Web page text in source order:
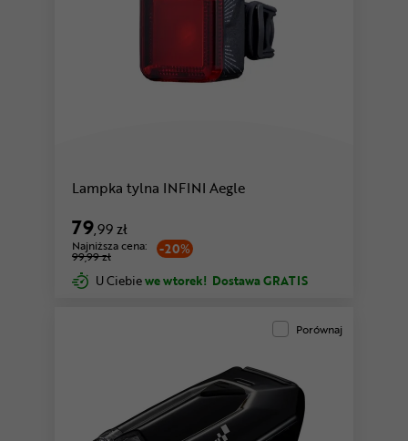
Lampka tylna INFINI Aegle
79,99 zł
-20%
Najniższa cena:
99,99 zł
U Ciebiewe wtorek! Dostawa GRATIS
Porównaj